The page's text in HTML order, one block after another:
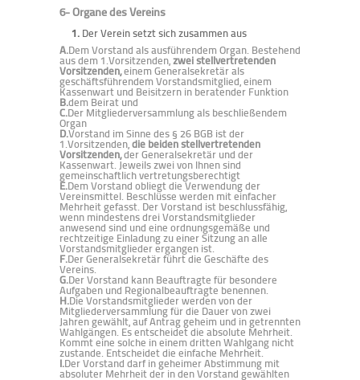
6- Organe des Vereins
1. Der Verein setzt sich zusammen aus
A.Dem Vorstand als ausführendem Organ. Bestehend
aus dem 1.Vorsitzenden,zwei stellvertretenden
Vorsitzenden,einem Generalsekretär als
geschäftsführendem Vorstandsmitglied, einem
Kassenwart und Beisitzern in beratender Funktion
B.dem Beirat und
C.Der Mitgliederversammlung als beschließendem
Organ
D.Vorstand im Sinne des § 26 BGB ist der
1.Vorsitzenden,die beiden stellvertretenden
Vorsitzenden,der Generalsekretär und der
Kassenwart. Jeweils zwei von Ihnen sind
gemeinschaftlich vertretungsberechtigt
E.Dem Vorstand obliegt die Verwendung der
Vereinsmittel. Beschlüsse werden mit einfacher
Mehrheit gefasst. Der Vorstand ist beschlussfähig,
wenn mindestens drei Vorstandsmitglieder
anwesend sind und eine ordnungsgemäße und
rechtzeitige Einladung zu einer Sitzung an alle
Vorstandsmitglieder ergangen ist.
F.Der Generalsekretär führt die Geschäfte des
Vereins.
G.Der Vorstand kann Beauftragte für besondere
Aufgaben und Regionalbeauftragte benennen.
H.Die Vorstandsmitglieder werden von der
Mitgliederversammlung für die Dauer von zwei
Jahren gewählt, auf Antrag geheim und in getrennten
Wahlgängen. Es entscheidet die absolute Mehrheit.
Kommt eine solche in einem dritten Wahlgang nicht
zustande. Entscheidet die einfache Mehrheit.
I.Der Vorstand darf in geheimer Abstimmung mit
absoluter Mehrheit der in den Vorstand gewählten